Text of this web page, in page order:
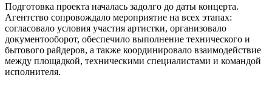
Подготовка проекта началась задолго до даты концерта.
Агентство сопровождало мероприятие на всех этапах:
согласовало условия участия артистки, организовало
документооборот, обеспечило выполнение технического и
бытового райдеров, а также координировало взаимодействие
между площадкой, техническими специалистами и командой
исполнителя.